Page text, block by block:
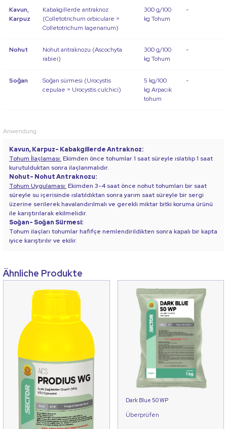
Kavun,
Karpuz
Kabakgillerde antraknoz
(Colletotrichum orbiculare =
Colletotrichum lagenarium)
300 g/100
kg Tohum
-
Nohut
Nohut antraknozu (Ascochyta
rabiei)
300 g/100
kg Tohum
-
Soğan
Soğan sürmesi (Urocystis
cepulae = Urocystis culchici)
5 kg/100
kg Arpacık
tohum
-
Anwendung
Kavun, Karpuz- Kabakgillerde Antraknoz:
Tohum İlaçlaması: Ekimden önce tohumlar 1 saat süreyle ıslatılıp 1 saat
kurutulduktan sonra ilaçlanmalıdır.
Nohut- Nohut Antraknozu:
Tohum Uygulaması: Ekimden 3-4 saat önce nohut tohumları bir saat
süreyle su içerisinde ıslatıldıktan sonra yarım saat süreyle bir sergi
üzerine serilerek havalandırılmalı ve gerekli miktar bitki koruma ürünü
ile karıştırılarak ekilmelidir.
Soğan- Soğan Sürmesi:
Tohum ilaçları tohumlar hafifçe nemlendirildikten sonra kapalı bir kapta
iyice karıştırılır ve ekilir.
Ähnliche Produkte
Dark Blue 50 WP
Überprüfen